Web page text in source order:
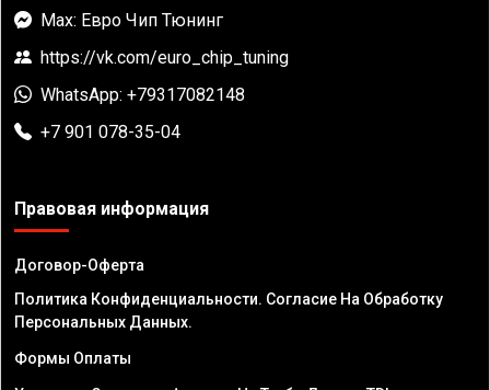
Max: Евро Чип Тюнинг
https://vk.com/euro_chip_tuning
WhatsApp: +79317082148
+7 901 078-35-04
Правовая информация
Договор-Оферта
Политика Конфиденциальности. Согласие На Обработку
Персональных Данных.
Формы Оплаты